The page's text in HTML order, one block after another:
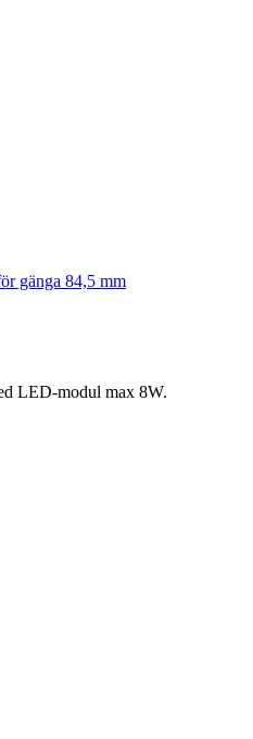
gänga 84,5 mm
LED-modul max 8W.